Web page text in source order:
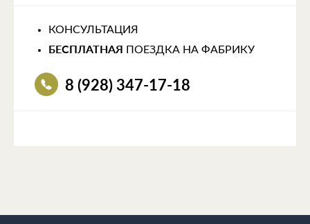
КОНСУЛЬТАЦИЯ
БЕСПЛАТНАЯ ПОЕЗДКА НА ФАБРИКУ
8 (928) 347-17-18